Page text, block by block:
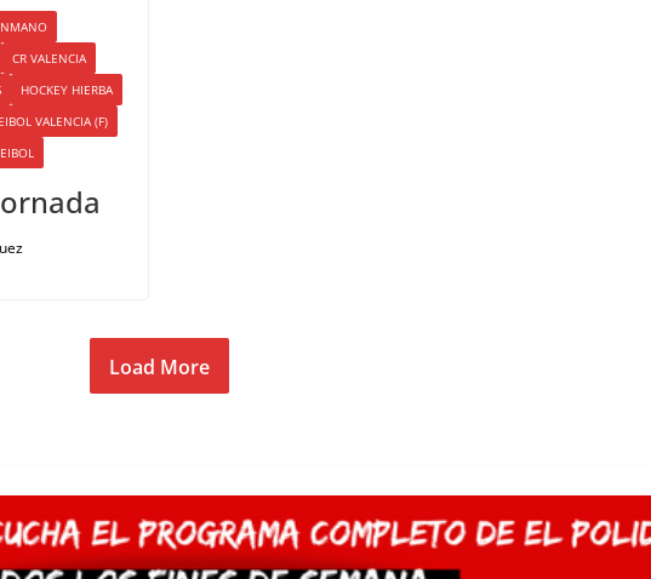
CR VALENCIA
HOCKEY HIERBA
VALENCIA (F)
Load More